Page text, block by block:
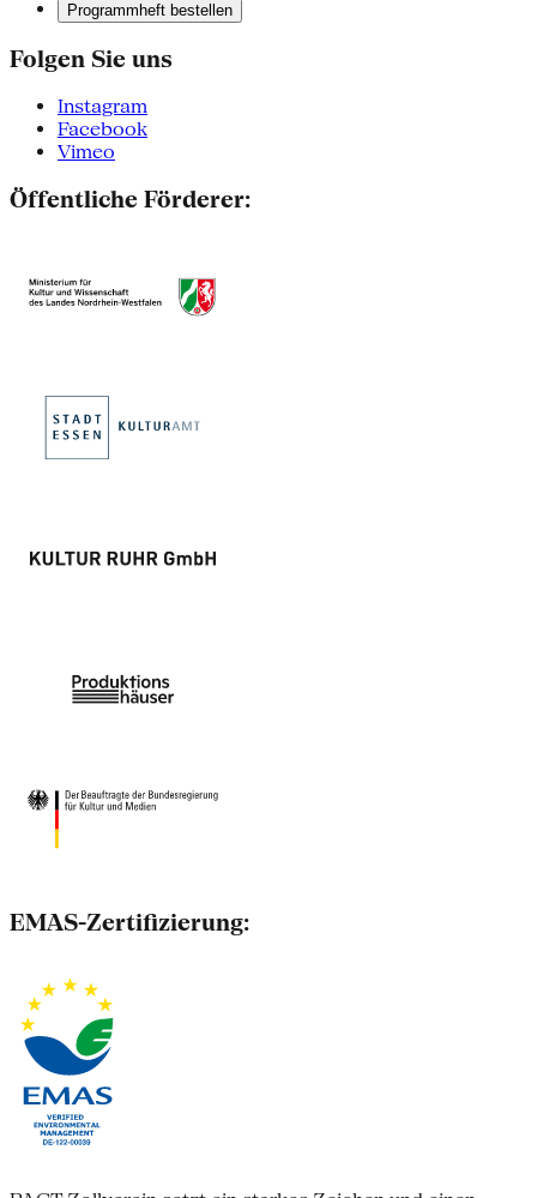
Programmheft bestellen
Folgen Sie uns
Instagram
Facebook
Vimeo
Öffentliche Förderer:
EMAS-Zertifizierung: